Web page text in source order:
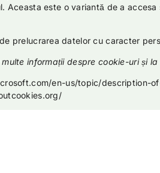
Aceasta este o variantă de a
prelucrarea datelor cu caracter
informații despre cookie-uri și
en-us/topic/description-